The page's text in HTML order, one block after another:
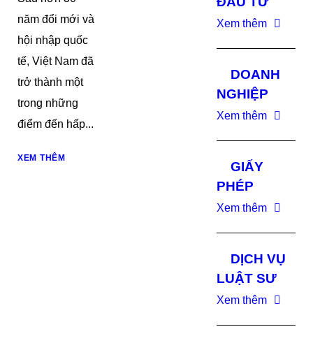
năm đổi mới và
hội nhập quốc
tế, Việt Nam đã
trở thành một
trong những
điểm đến hấp...
XEM THÊM
Xem thêm
DOANH
NGHIỆP
Xem thêm
GIẤY
PHÉP
Xem thêm
DỊCH VỤ
LUẬT SƯ
Xem thêm